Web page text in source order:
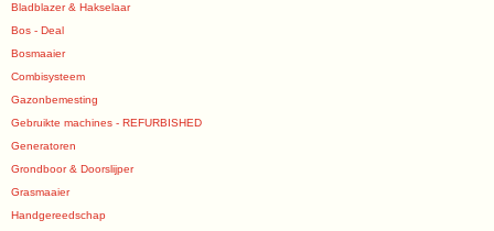
Bladblazer & Hakselaar
Bos - Deal
Bosmaaier
Combisysteem
Gazonbemesting
Gebruikte machines - REFURBISHED
Generatoren
Grondboor & Doorslijper
Grasmaaier
Handgereedschap